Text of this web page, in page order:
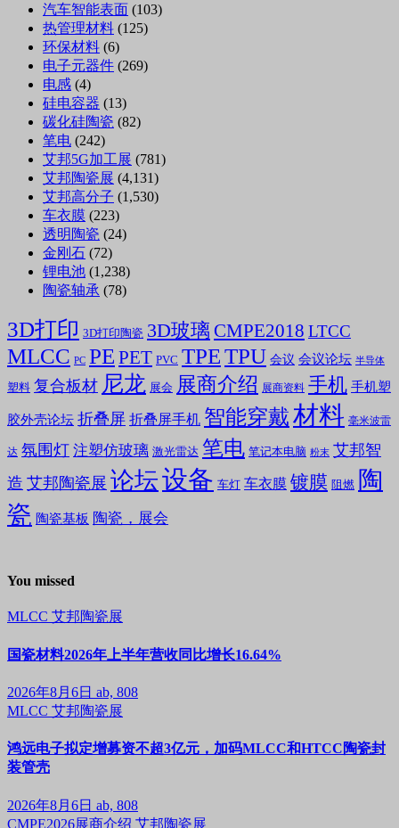
汽车智能表面 (103)
热管理材料 (125)
环保材料 (6)
电子元器件 (269)
电感 (4)
硅电容器 (13)
碳化硅陶瓷 (82)
笔电 (242)
艾邦5G加工展 (781)
艾邦陶瓷展 (4,131)
艾邦高分子 (1,530)
车衣膜 (223)
透明陶瓷 (24)
金刚石 (72)
锂电池 (1,238)
陶瓷轴承 (78)
3D打印 3D打印陶瓷 3D玻璃 CMPE2018 LTCC
MLCC PC PE PET PVC TPETPU 会议 会议论坛 半导体
塑料 复合板材 尼龙 展会 展商介绍 展商资料 手机 手机塑
胶外壳论坛 折叠屏 折叠屏手机 智能穿戴材料 毫米波雷
达 氛围灯 注塑仿玻璃 激光雷达 笔电 笔记本电脑 粉末 艾邦智
造 艾邦陶瓷展 论坛设备 车灯 车衣膜 镀膜 阻燃 陶
瓷 陶瓷基板 陶瓷，展会
You missed
MLCC 艾邦陶瓷展
国瓷材料2026年上半年营收同比增长16.64%
2026年8月6日 ab, 808
MLCC 艾邦陶瓷展
鸿远电子拟定增募资不超3亿元，加码MLCC和HTCC陶瓷封
装管壳
2026年8月6日 ab, 808
CMPE2026展商介绍 艾邦陶瓷展